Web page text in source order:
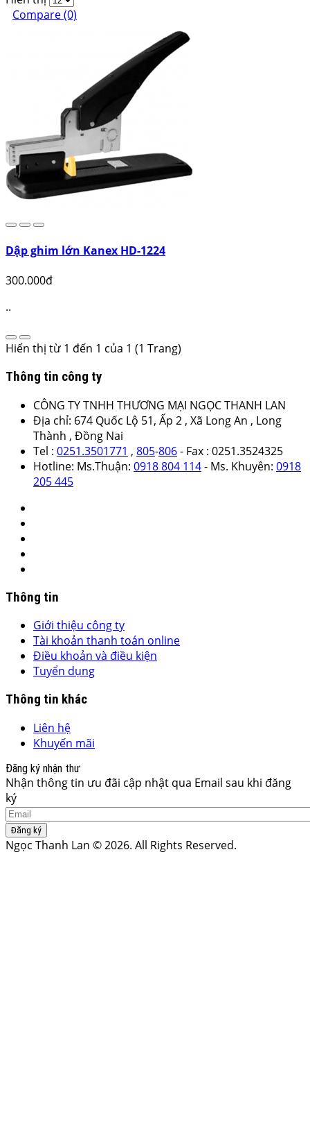
Compare (0)
Dập ghim lớn Kanex HD-1224
300.000đ
..
Hiển thị từ 1 đến 1 của 1 (1 Trang)
Thông tin công ty
CÔNG TY TNHH THƯƠNG MẠI NGỌC THANH LAN
Địa chỉ: 674 Quốc Lộ 51, Ấp 2 , Xã Long An , Long
Thành , Đồng Nai
Tel : 0251.3501771 , 805-806- Fax : 0251.3524325
Hotline: Ms.Thuận: 0918 804 114- Ms. Khuyên: 0918
205 445
Thông tin
Giới thiệu công ty
Tài khoản thanh toán online
Điều khoản và điều kiện
Tuyển dụng
Thông tin khác
Liên hệ
Khuyến mãi
Đăng ký nhận thư
Nhận thông tin ưu đãi cập nhật qua Email sau khi đăng
ký
Đăng ký
Ngọc Thanh Lan © 2026. All Rights Reserved.